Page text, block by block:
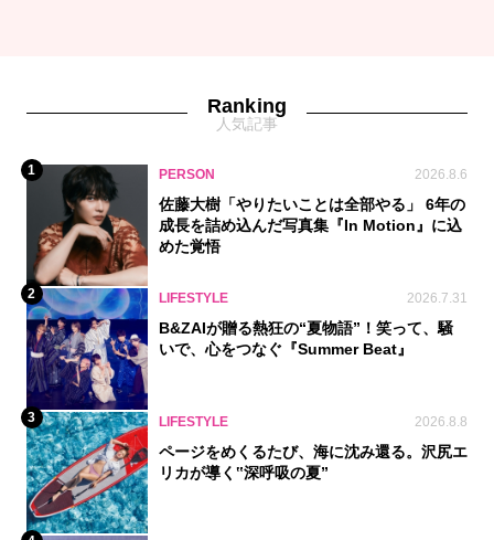
Ranking
人気記事
1 PERSON 2026.8.6
佐藤大樹「やりたいことは全部やる」 6年の
成長を詰め込んだ写真集『In Motion』に込
めた覚悟
2 LIFESTYLE 2026.7.31
B&ZAIが贈る熱狂の“夏物語”！笑って、騒
いで、心をつなぐ『Summer Beat』
3 LIFESTYLE 2026.8.8
ページをめくるたび、海に沈み還る。沢尻エ
リカが導く‟深呼吸の夏”